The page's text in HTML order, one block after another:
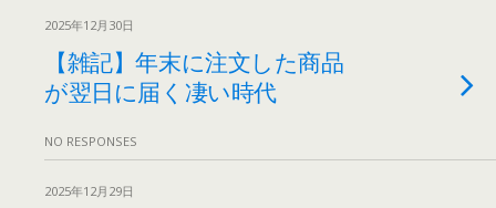
2025年12月30日
【雑記】年末に注文した商品
が翌日に届く凄い時代
NO RESPONSES
2025年12月29日